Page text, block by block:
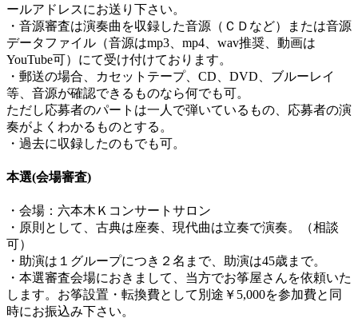
ールアドレスにお送り下さい。
・音源審査は演奏曲を収録した音源（ＣＤなど）または音源
データファイル（音源はmp3、mp4、wav推奨、動画は
YouTube可）にて受け付けております。
・郵送の場合、カセットテープ、CD、DVD、ブルーレイ
等、音源が確認できるものなら何でも可。
ただし応募者のパートは一人で弾いているもの、応募者の演
奏がよくわかるものとする。
・過去に収録したのもでも可。
本選(会場審査)
・会場：六本木Ｋコンサートサロン
・原則として、古典は座奏、現代曲は立奏で演奏。（相談
可）
・助演は１グループにつき２名まで、助演は45歳まで。
・本選審査会場におきまして、当方でお筝屋さんを依頼いた
します。お筝設置・転換費として別途￥5,000を参加費と同
時にお振込み下さい。